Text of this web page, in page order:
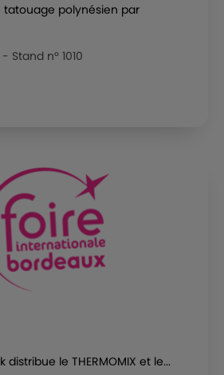
tatouage polynésien par
Stand n° 1010
distribue le THERMOMIX et le...